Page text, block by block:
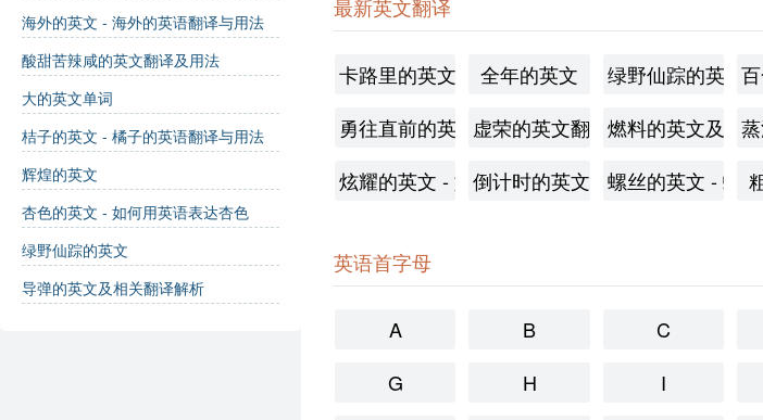
海外的英文 - 海外的英语翻译与用法
酸甜苦辣咸的英文翻译及用法
大的英文单词
桔子的英文 - 橘子的英语翻译与用法
辉煌的英文
杏色的英文 - 如何用英语表达杏色
绿野仙踪的英文
导弹的英文及相关翻译解析
最新英文翻译
卡路里的英文 全年的英文 绿野仙踪的英文
勇往直前的英文 - 了解如何用英语表达勇往直前
虚荣的英文翻译及用法燃料的英文及其
炫耀的英文 - 如何用英语表达炫耀
倒计时的英文及其用法螺丝的英文 - 螺丝
英语首字母
A B C
G
H I